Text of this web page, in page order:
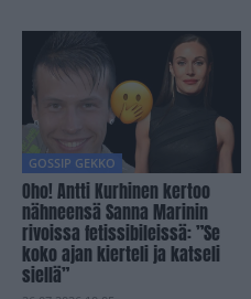
GOSSIP GEKKO
Oho! Antti Kurhinen kertoo
nähneensä Sanna Marinin
rivoissa fetissibileissä: ”Se
koko ajan kierteli ja katseli
siellä”